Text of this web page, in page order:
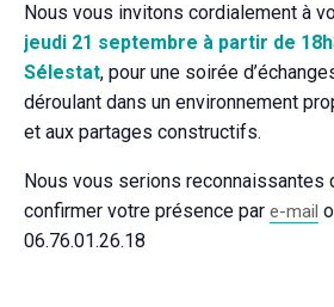
Nous vous invitons cordialement à
jeudi 21 septembre à partir de
Sélestat, pour une soirée
déroulant dans un environnement
et aux partages constructifs.
Nous vous serions reconnaissantes
confirmer votre présence par e-mail
06.76.01.26.18